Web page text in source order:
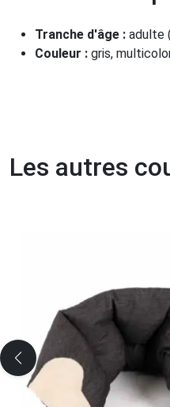
Tranche d'âge : adulte
Couleur : gris,
Les autres